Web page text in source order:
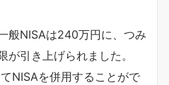
般NISAは240万円に、つみ
が引き上げられました。
NISAを併用することがで